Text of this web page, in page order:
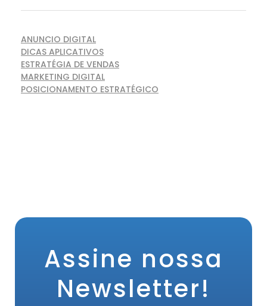
ANUNCIO DIGITAL
DICAS APLICATIVOS
ESTRATÉGIA DE VENDAS
MARKETING DIGITAL
POSICIONAMENTO ESTRATÉGICO
Assine nossa
Newsletter!